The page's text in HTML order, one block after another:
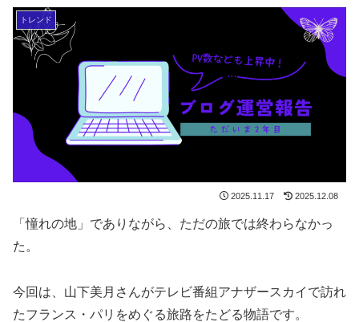
トレンド
2025.11.17 2025.12.08
「憧れの地」でありながら、ただの旅では終わらなかっ
た。
今回は、山下美月さんがテレビ番組アナザースカイで訪れ
たフランス・パリをめぐる旅路をたどる物語です。